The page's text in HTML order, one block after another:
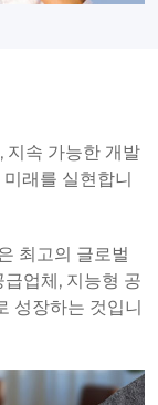
지속 가능한 개발
래를 실현합니
최고의 글로벌
업체, 지능형 공
성장하는 것입니